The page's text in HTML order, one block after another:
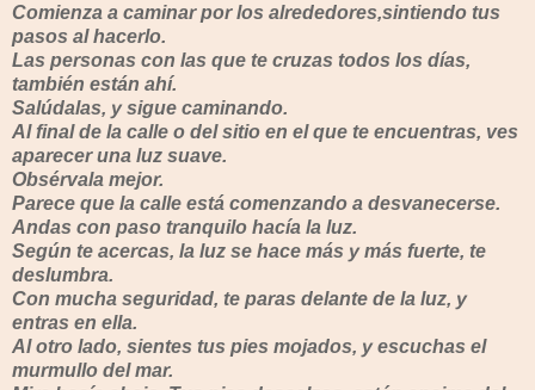
Comienza a caminar por los alrededores,sintiendo tus
pasos al hacerlo.
Las personas con las que te cruzas todos los días,
también están ahí.
Salúdalas, y sigue caminando.
Al final de la calle o del sitio en el que te encuentras, ves
aparecer una luz suave.
Obsérvala mejor.
Parece que la calle está comenzando a desvanecerse.
Andas con paso tranquilo hacía la luz.
Según te acercas, la luz se hace más y más fuerte, te
deslumbra.
Con mucha seguridad, te paras delante de la luz, y
entras en ella.
Al otro lado, sientes tus pies mojados, y escuchas el
murmullo del mar.